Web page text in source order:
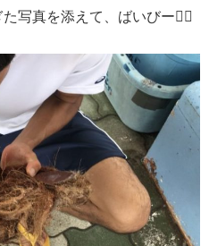
写真を添えて、ばいびー✌🏽